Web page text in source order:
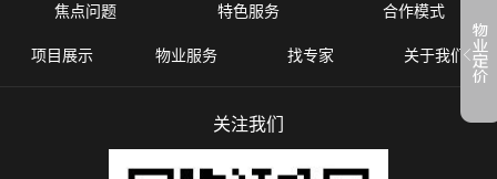
焦点问题 特色服务 合作模式
项目展示 物业服务 找专家 关于我们
关注我们